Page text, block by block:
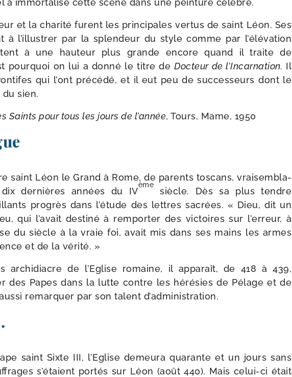
a immor­ta­li­sé cette scène dans une pein­ture célèbre.
et la cha­ri­té furent les prin­ci­pales ver­tus de saint Léon. Ses
à l’illus­trer par la splen­deur du style comme par l’é­lé­va­tion
à une hau­teur plus grande encore quand il traite de
pour­quoi on lui a don­né le titre deDocteur de l’Incarnation. Il
qui l’ont pré­cé­dé, et il eut peu de suc­ces­seurs dont le
sien.
Saints pour tous les jours de l’an­née, Tours, Mame, 1950
saint Léon le Grand à Rome, de parents tos­cans, vrai­sem­bla­
der­nières années du IV
ème
siècle. Dès sa plus tendre
pro­grès dans l’é­tude des lettres sacrées. « Dieu, dit un
qui l’avait des­ti­né à rem­por­ter des vic­toires sur l’erreur, à
du siècle à la vraie foi, avait mis dans ses mains les armes
et de la vérité. »
archi­diacre de l’Eglise romaine, il appa­raît, de 418 à 439,
des Papes dans la lutte contre les héré­sies de Pélage et de
remar­quer par son talent d’administration.
saint Sixte III, l’Eglise demeu­ra qua­rante et un jours sans
s’étaient por­tés sur Léon (août 440). Mais celui-​ci était